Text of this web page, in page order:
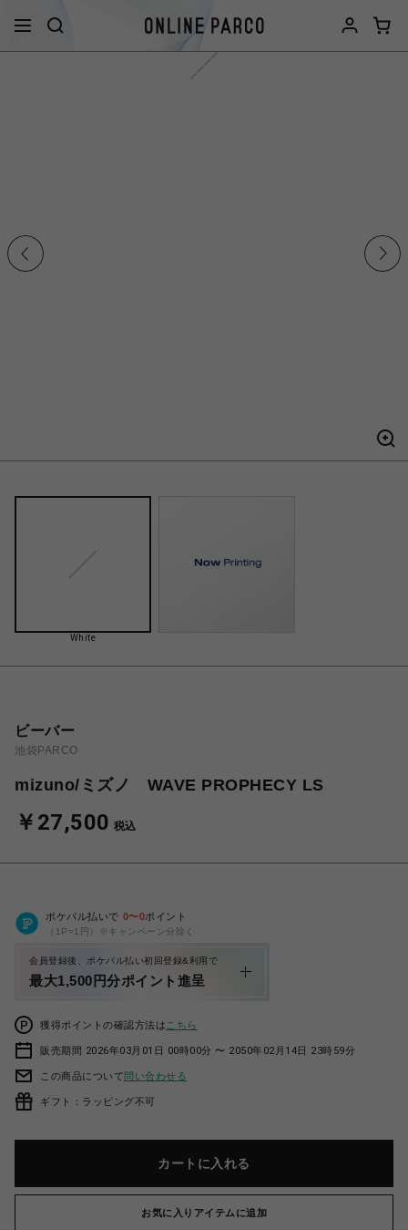
White
ビーバー
池袋PARCO
mizuno/ミズノ WAVE PROPHECY LS
￥27,500 税込
ポケパル払いで 0〜0ポイント
（1P=1円）※キャンペーン分除く
会員登録後、ポケパル払い初回登録&利用で
最大1,500円分ポイント進呈
獲得ポイントの確認方法は こちら
販売期間 2026年03月01日 00時00分 〜 2050年02月14日 23時59分
この商品について問い合わせる
ギフト：ラッピング不可
カートに入れる
お気に入りアイテムに追加